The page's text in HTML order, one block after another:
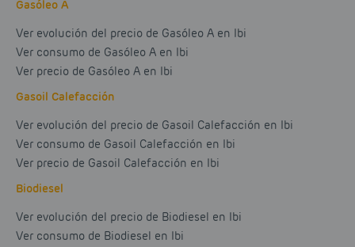
Gasóleo A
Ver evolución del precio de Gasóleo A en Ibi
Ver consumo de Gasóleo A en Ibi
Ver precio de Gasóleo A en Ibi
Gasoil Calefacción
Ver evolución del precio de Gasoil Calefacción en Ibi
Ver consumo de Gasoil Calefacción en Ibi
Ver precio de Gasoil Calefacción en Ibi
Biodiesel
Ver evolución del precio de Biodiesel en Ibi
Ver consumo de Biodiesel en Ibi